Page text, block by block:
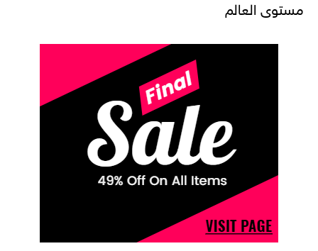
مستوى العالم